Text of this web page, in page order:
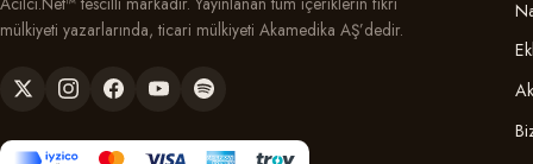
mülkiyeti yazarlarında, ticari mülkiyeti Akamedika AŞ’dedir.